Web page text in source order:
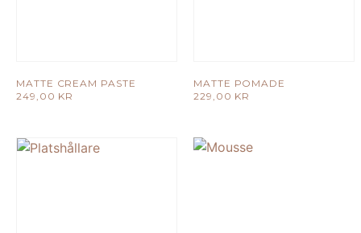
MATTE CREAM PASTE
249,00 KR
MATTE POMADE
229,00 KR